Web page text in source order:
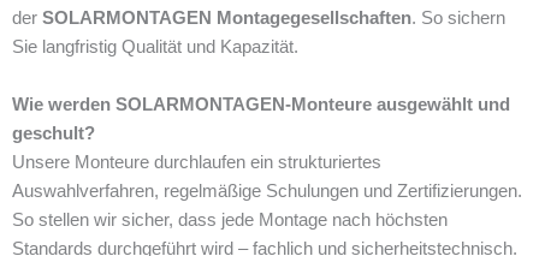
der SOLARMONTAGEN Montagegesellschaften. So sichern
Sie langfristig Qualität und Kapazität.
Wie werden SOLARMONTAGEN-Monteure ausgewählt und
geschult?
Unsere Monteure durchlaufen ein strukturiertes
Auswahlverfahren, regelmäßige Schulungen und Zertifizierungen.
So stellen wir sicher, dass jede Montage nach höchsten
Standards durchgeführt wird – fachlich und sicherheitstechnisch.